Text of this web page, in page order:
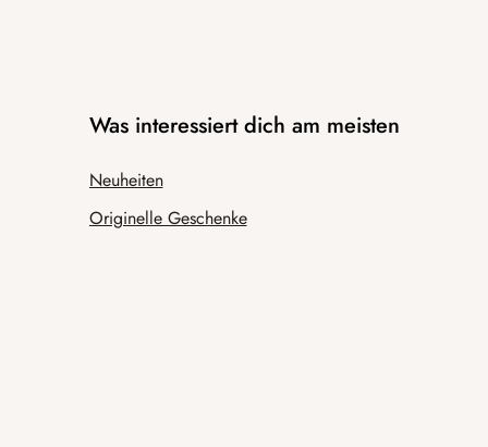
Was interessiert dich am meisten
Neuheiten
Originelle Geschenke